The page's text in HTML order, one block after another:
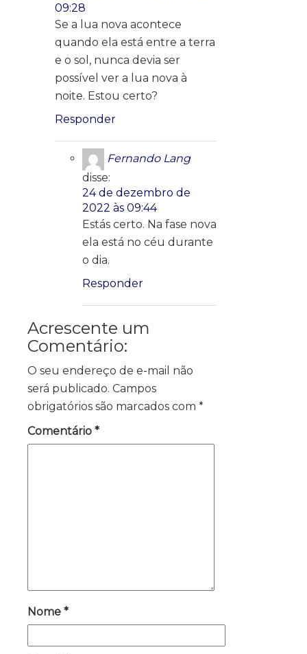
09:28
Se a lua nova acontece
quando ela está entre a terra
e o sol, nunca devia ser
possível ver a lua nova à
noite. Estou certo?
Responder
Fernando Lang
disse:
24 de dezembro de
2022 às 09:44
Estás certo. Na fase nova
ela está no céu durante
o dia.
Responder
Acrescente um
Comentário:
O seu endereço de e-mail não
será publicado. Campos
obrigatórios são marcados com *
Comentário *
Nome *